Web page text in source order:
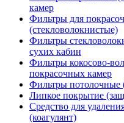
камер
Фильтры для
(стекловолокнистые)
Фильтры
сухих кабин
Фильтры кокосово-
покрасочных камер
Фильтры потолочные
Липкое покрытие
Средство для
(коагулянт)